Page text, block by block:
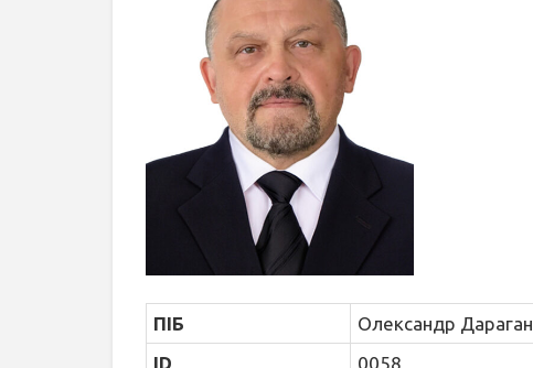
ПІБ
Олександр Дараган
ID
0058